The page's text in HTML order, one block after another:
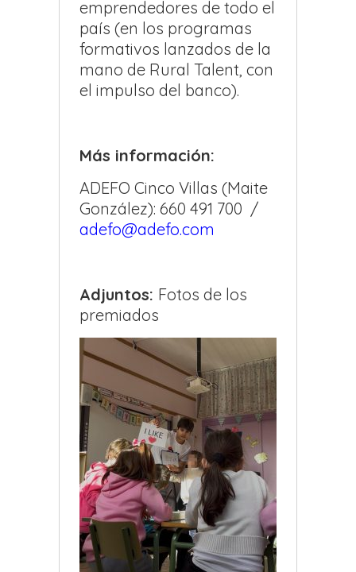
emprendedores de todo el
país (en los programas
formativos lanzados de la
mano de Rural Talent, con
el impulso del banco).
Más información:
ADEFO Cinco Villas (Maite
González): 660 491 700 /
adefo@adefo.com
Adjuntos: Fotos de los
premiados